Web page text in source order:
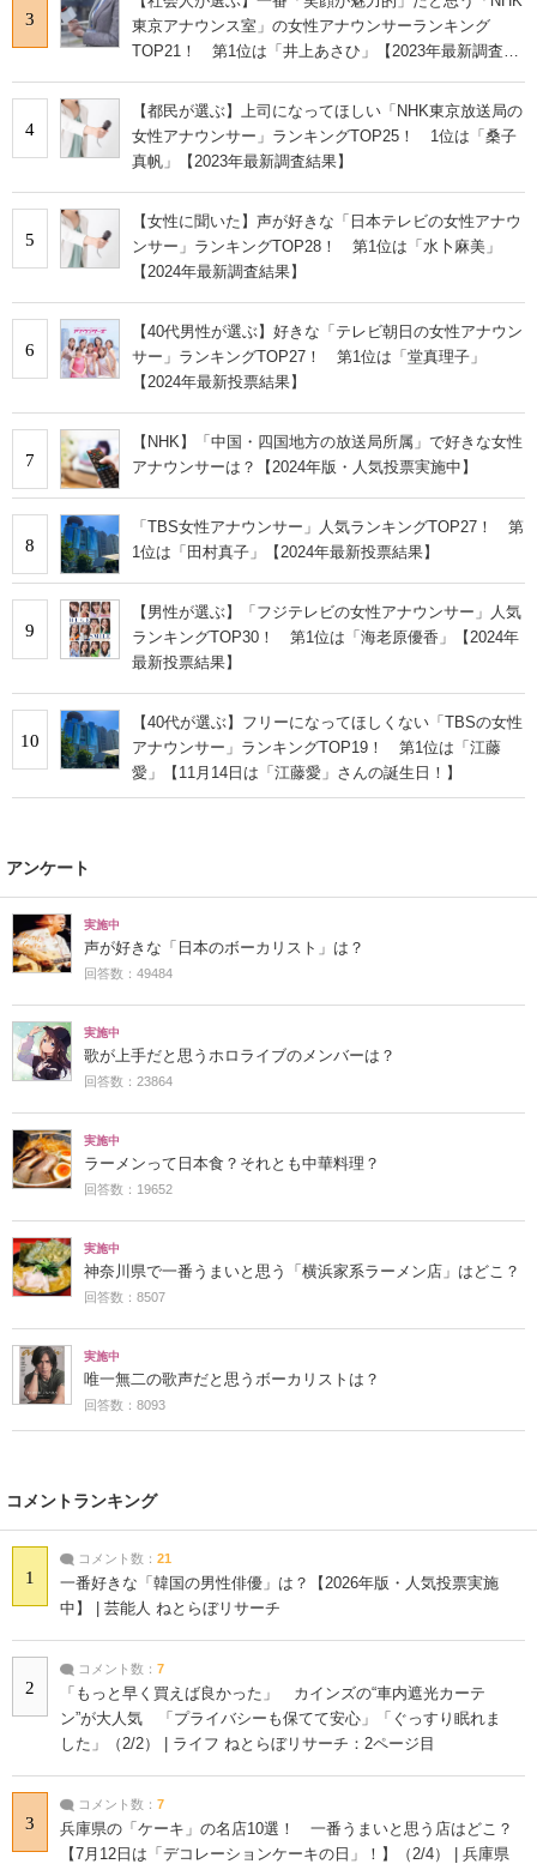
3
東京アナウンス室」の女性アナウンサーランキング
TOP21！ 第1位は「井上あさひ」【2023年最新調査結
4
【都民が選ぶ】上司になってほしい「NHK東京放送局の
女性アナウンサー」ランキングTOP25！ 1位は「桑子
真帆」【2023年最新調査結果】
5
【女性に聞いた】声が好きな「日本テレビの女性アナウ
ンサー」ランキングTOP28！ 第1位は「水卜麻美」
【2024年最新調査結果】
6
【40代男性が選ぶ】好きな「テレビ朝日の女性アナウン
サー」ランキングTOP27！ 第1位は「堂真理子」
【2024年最新投票結果】
7
【NHK】「中国・四国地方の放送局所属」で好きな女性
アナウンサーは？【2024年版・人気投票実施中】
8
「TBS女性アナウンサー」人気ランキングTOP27！ 第
1位は「田村真子」【2024年最新投票結果】
9
【男性が選ぶ】「フジテレビの女性アナウンサー」人気
ランキングTOP30！ 第1位は「海老原優香」【2024年
最新投票結果】
10
【40代が選ぶ】フリーになってほしくない「TBSの女性
アナウンサー」ランキングTOP19！ 第1位は「江藤
愛」【11月14日は「江藤愛」さんの誕生日！】
アンケート
実施中
声が好きな「日本のボーカリスト」は？
回答数：49484
実施中
歌が上手だと思うホロライブのメンバーは？
回答数：23864
実施中
ラーメンって日本食？それとも中華料理？
回答数：19652
実施中
神奈川県で一番うまいと思う「横浜家系ラーメン店」はどこ？
回答数：8507
実施中
唯一無二の歌声だと思うボーカリストは？
回答数：8093
コメントランキング
1
コメント数： 21
一番好きな「韓国の男性俳優」は？【2026年版・人気投票実施
中】 | 芸能人 ねとらぼリサーチ
2
コメント数： 7
「もっと早く買えば良かった」 カインズの“車内遮光カーテ
ン”が大人気 「プライバシーも保てて安心」「ぐっすり眠れま
した」（2/2） | ライフ ねとらぼリサーチ：2ページ目
3
コメント数： 7
兵庫県の「ケーキ」の名店10選！ 一番うまいと思う店はどこ？
【7月12日は「デコレーションケーキの日」！】（2/4） | 兵庫県